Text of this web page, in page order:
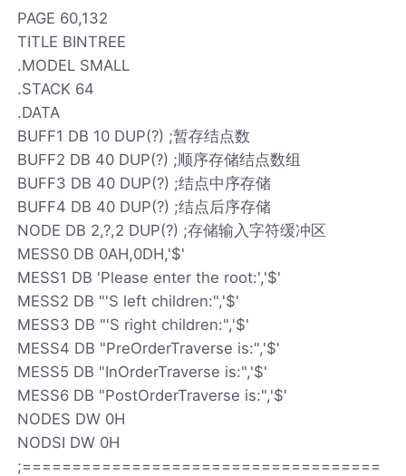
PAGE 60,132
TITLE BINTREE
.MODEL SMALL
.STACK 64
.DATA
BUFF1 DB 10 DUP(?) ;暂存结点数
BUFF2 DB 40 DUP(?) ;顺序存储结点数组
BUFF3 DB 40 DUP(?) ;结点中序存储
BUFF4 DB 40 DUP(?) ;结点后序存储
NODE DB 2,?,2 DUP(?) ;存储输入字符缓冲区
MESS0 DB 0AH,0DH,'$'
MESS1 DB 'Please enter the root:','$'
MESS2 DB "'S left children:",'$'
MESS3 DB "'S right children:",'$'
MESS4 DB "PreOrderTraverse is:",'$'
MESS5 DB "InOrderTraverse is:",'$'
MESS6 DB "PostOrderTraverse is:",'$'
NODES DW 0H
NODSI DW 0H
;====================================